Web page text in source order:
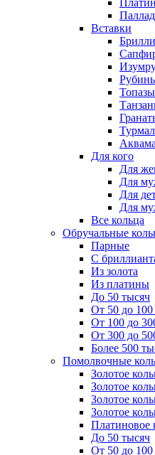
Вставки
Топазы
Для кого
Для
Для
Для
Для
Все кольца
Обручальные
Парные
С
Из золота
Из платины
До 50 тысяч
От 50 до 100
От 100 до
От 300 до
Более 500
Помолвочные
Золотое
Золотое
Золотое
Золотое
Платиновое
До 50 тысяч
От 50 до 100